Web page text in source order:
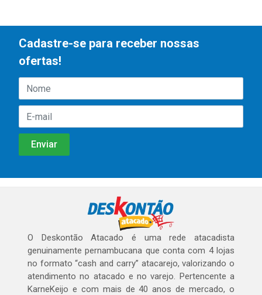
Cadastre-se para receber nossas
ofertas!
O Deskontão Atacado é uma rede atacadista
genuinamente pernambucana que conta com 4 lojas
no formato “cash and carry” atacarejo, valorizando o
atendimento no atacado e no varejo. Pertencente a
KarneKeijo e com mais de 40 anos de mercado, o